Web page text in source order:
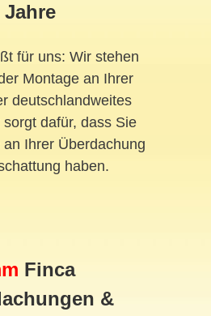
Jahre
für uns: Wir stehen
Montage an Ihrer
deutschlandweites
dafür, dass Sie
an Ihrer Überdachung
haben.
Finca
&